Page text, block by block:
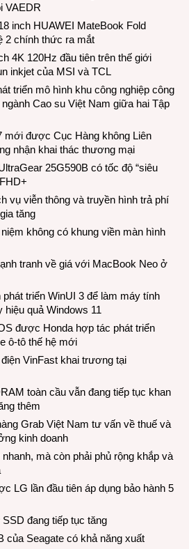
VAEDR
inch HUAWEI MateBook Fold
2 chính thức ra mắt
4K 120Hz đầu tiên trên thế giới
inkjet của MSI và TCL
triển mô hình khu công nghiệp công
Cao su Việt Nam giữa hai Tập
mới được Cục Hàng không Liên
nhận khai thác thương mại
25G590B có tốc độ “siêu
vụ viễn thông và truyền hình trả phí
tăng
không có khung viền màn hình
tranh về giá với MacBook Neo ở
triển WinUI 3 để làm máy tính
quả Windows 11
được Honda hợp tác phát triển
ô-tô thế hệ mới
VinFast khai trương tại
toàn cầu vẫn đang tiếp tục khan
thêm
Grab Việt Nam tư vấn về thuế và
kinh doanh
mà còn phải phủ rộng khắp và
LG lần đầu tiên áp dụng bảo hành 5
đang tiếp tục tăng
của Seagate có khả năng xuất